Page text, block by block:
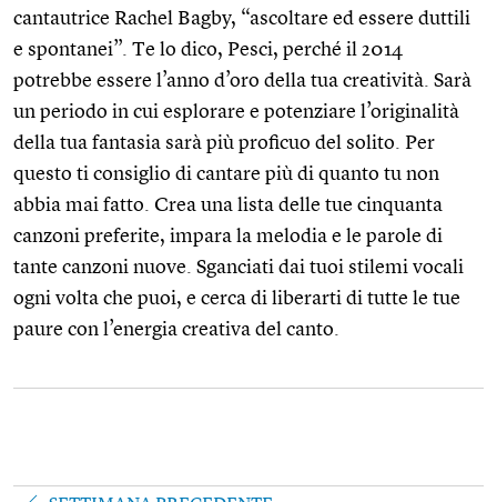
cantautrice Rachel Bagby, “ascoltare ed essere duttili
e spontanei”. Te lo dico, Pesci, perché il 2014
potrebbe essere l’anno d’oro della tua creatività. Sarà
un periodo in cui esplorare e potenziare l’originalità
della tua fantasia sarà più proficuo del solito. Per
questo ti consiglio di cantare più di quanto tu non
abbia mai fatto. Crea una lista delle tue cinquanta
canzoni preferite, impara la melodia e le parole di
tante canzoni nuove. Sganciati dai tuoi stilemi vocali
ogni volta che puoi, e cerca di liberarti di tutte le tue
paure con l’energia creativa del canto.